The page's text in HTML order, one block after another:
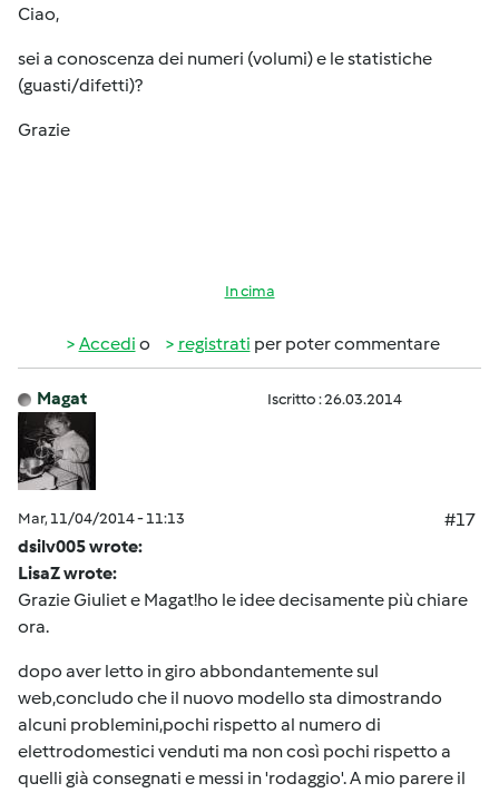
Ciao,
sei a conoscenza dei numeri (volumi) e le statistiche
(guasti/difetti)?
Grazie
In cima
Accedi o registrati per poter commentare
Magat Iscritto : 26.03.2014
Mar, 11/04/2014 - 11:13
#17
dsilv005 wrote:
LisaZ wrote:
Grazie Giuliet e Magat!ho le idee decisamente più chiare
ora.
dopo aver letto in giro abbondantemente sul
web,concludo che il nuovo modello sta dimostrando
alcuni problemini,pochi rispetto al numero di
elettrodomestici venduti ma non così pochi rispetto a
quelli già consegnati e messi in 'rodaggio'. A mio parere il